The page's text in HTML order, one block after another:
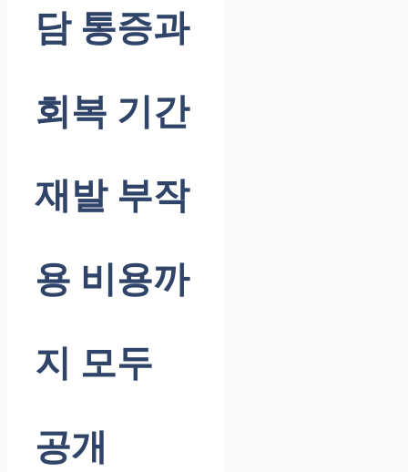
담 통증과
회복 기간
재발 부작
용 비용까
지 모두
공개